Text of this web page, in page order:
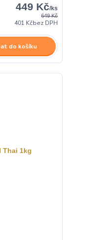
649 Kč
449 Kč/ks
401 Kčbez DPH
do košíku